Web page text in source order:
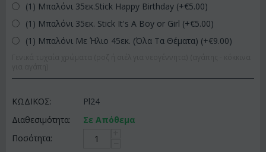
(1) Μπαλόνι 35εκ.Stick Happy Birthday (+€5.00)
(1) Μπαλόνι 35εκ. Stick It's A Boy or Girl (+€5.00)
(1) Μπαλόνι Με Ήλιο 45εκ. (Όλα Τα Θέματα) (+€9.00)
ΚΩΔΙΚΟΣ:
Pl24
Διαθεσιμότητα:
Σε Απόθεμα
Ποσότητα: